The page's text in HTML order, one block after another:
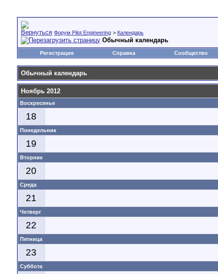
Форум Pilot Engineering > Календарь
Обычный календарь
Регистрация Справка Сообщество
Обычный календарь
Ноябрь 2012
Воскресенье
18
Понедельник
19
Вторник
20
Среда
21
Четверг
22
Пятница
23
Суббота